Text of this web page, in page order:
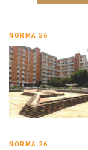
NORMA 26
NORMA 26